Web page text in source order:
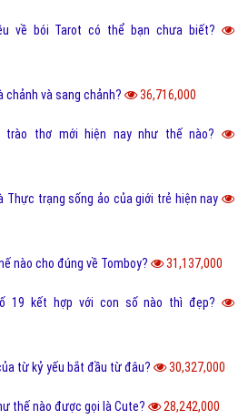
về bói Tarot có thể bạn chưa biết?
chảnh và sang chảnh? 36,716,000
trào thơ mới hiện nay như thế nào?
Thực trạng sống ảo của giới trẻ hiện nay
nào cho đúng về Tomboy? 31,137,000
19 kết hợp với con số nào thì đẹp?
từ kỷ yếu bắt đầu từ đâu? 30,327,000
thế nào được gọi là Cute? 28,242,000